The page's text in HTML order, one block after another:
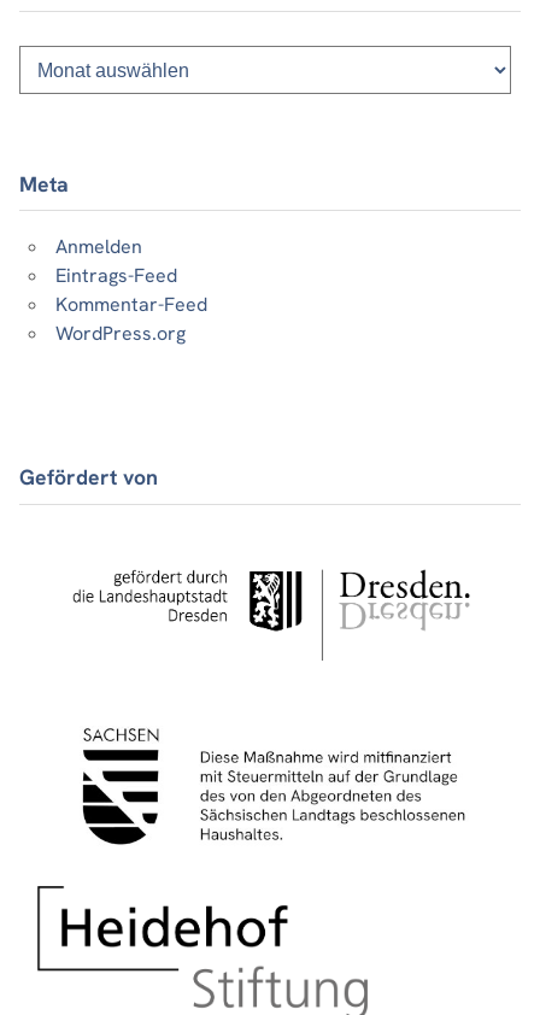
Monatsliste
vergangener
Beiträge
Meta
Anmelden
Eintrags-Feed
Kommentar-Feed
WordPress.org
Gefördert von